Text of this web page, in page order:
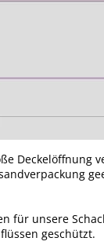
unsere
geschützt.